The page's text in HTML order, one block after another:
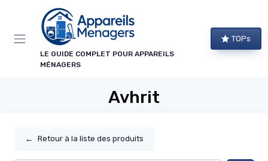
LE GUIDE COMPLET POUR APPAREILS
MÉNAGERS
TOPs
Avhrit
← Retour à la liste des produits
Panneau de gestion des cookies